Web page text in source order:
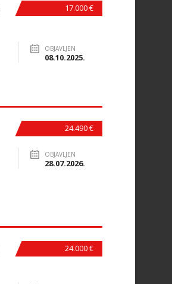
17.000 €
OBJAVLJEN
08.10.2025.
24.490 €
OBJAVLJEN
28.07.2026.
24.000 €